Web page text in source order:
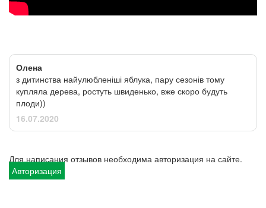
Олена
з дитинства найулюбленіші яблука, пару сезонів тому
купляла дерева, ростуть швиденько, вже скоро будуть
плоди))
16.07.2020
Для написания отзывов необходима авторизация на сайте.
Авторизация